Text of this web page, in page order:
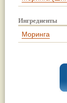
Ингредиенты
Моринга